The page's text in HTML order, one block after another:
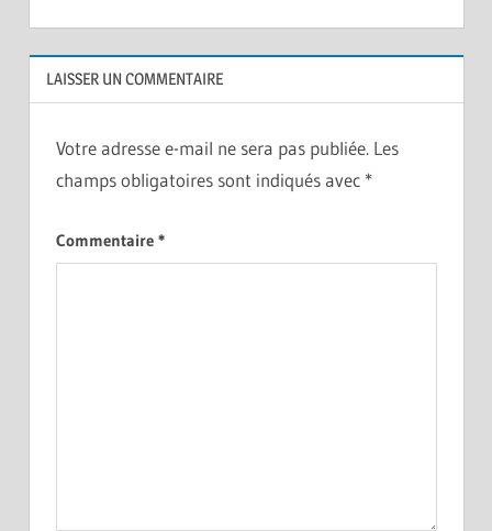
LAISSER UN COMMENTAIRE
Votre adresse e-mail ne sera pas publiée. Les
champs obligatoires sont indiqués avec *
Commentaire *